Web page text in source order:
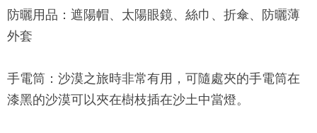
防曬用品： 遮陽帽、太陽眼鏡、絲巾、折傘、防曬薄
外套
手電筒： 沙漠之旅時非常有用，可隨處夾的手電筒在
漆黑的沙漠可以夾在樹枝插在沙土中當燈。